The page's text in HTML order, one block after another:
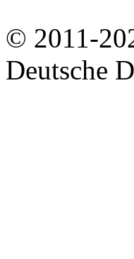
© 2011-
Deutsche